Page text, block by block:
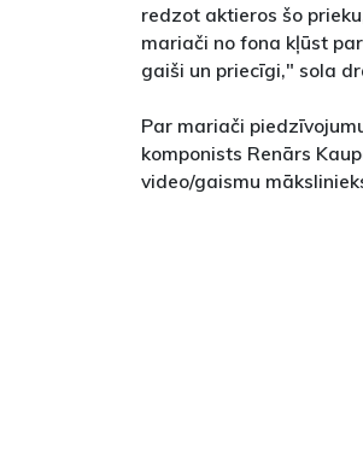
redzot aktieros šo
mariači no fona kļūst
gaiši un priecīgi," sola
Par mariači
komponists Renārs
video/gaismu